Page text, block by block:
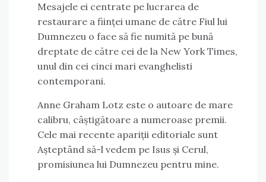
Mesajele ei centrate pe lucrarea de
restaurare a ființei umane de către Fiul lui
Dumnezeu o face să fie numită pe bună
dreptate de către cei de la New York Times,
unul din cei cinci mari evanghelisti
contemporani.
Anne Graham Lotz este o autoare de mare
calibru, câștigătoare a numeroase premii.
Cele mai recente apariții editoriale sunt
Așteptând să-l vedem pe Isus și Cerul,
promisiunea lui Dumnezeu pentru mine.